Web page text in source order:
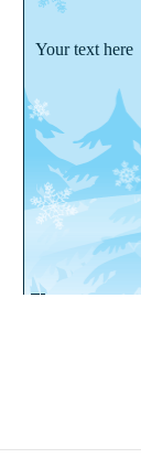
Your text here